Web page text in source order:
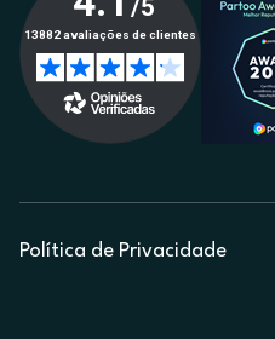
Política de Privacidade